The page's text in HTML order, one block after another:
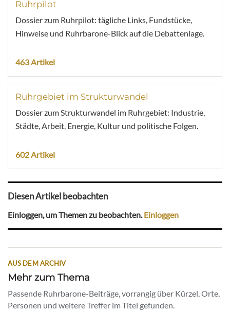
Ruhrpilot
Dossier zum Ruhrpilot: tägliche Links, Fundstücke,
Hinweise und Ruhrbarone-Blick auf die Debattenlage.
463 Artikel
Ruhrgebiet im Strukturwandel
Dossier zum Strukturwandel im Ruhrgebiet: Industrie,
Städte, Arbeit, Energie, Kultur und politische Folgen.
602 Artikel
Diesen Artikel beobachten
Einloggen, um Themen zu beobachten. Einloggen
AUS DEM ARCHIV
Mehr zum Thema
Passende Ruhrbarone-Beiträge, vorrangig über Kürzel, Orte,
Personen und weitere Treffer im Titel gefunden.